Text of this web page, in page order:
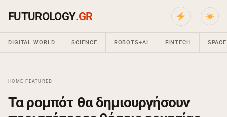
FUTUROLOGY.GR
DIGITAL WORLD SCIENCE ROBOTS+AI FINTECH SPACE
HOME FEATURED
Τα ρομπότ θα δημιουργήσουν